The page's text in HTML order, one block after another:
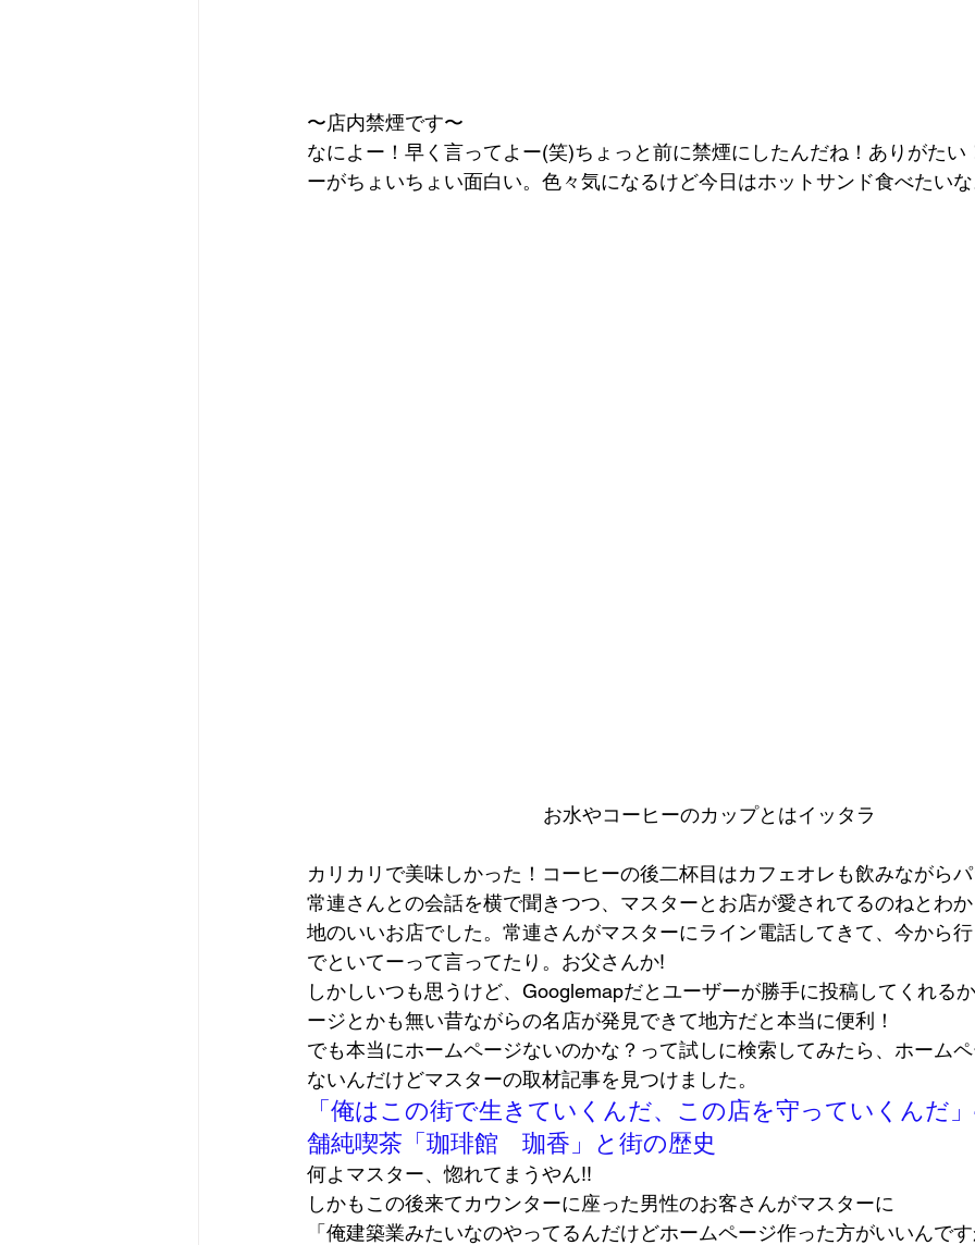
〜店内禁煙です〜
なによー！早く言ってよー(笑)ちょっと前に禁煙にしたんだね！ありがたい
ーがちょいちょい面白い。色々気になるけど今日はホットサンド食べたい
お水やコーヒーのカップとはイッタラ
カリカリで美味しかった！コーヒーの後二杯目はカフェオレも飲みながら
常連さんとの会話を横で聞きつつ、マスターとお店が愛されてるのねとわ
地のいいお店でした。常連さんがマスターにライン電話してきて、今から
でといてーって言ってたり。お父さんか!
しかしいつも思うけど、Googlemapだとユーザーが勝手に投稿してくれる
ージとかも無い昔ながらの名店が発見できて地方だと本当に便利！
でも本当にホームページないのかな？って試しに検索してみたら、ホーム
ないんだけどマスターの取材記事を見つけました。
「俺はこの街で生きていくんだ、この店を守っていくんだ
舗純喫茶「珈琲館　珈香」と街の歴史
何よマスター、惚れてまうやん!!
しかもこの後来てカウンターに座った男性のお客さんがマスターに
「俺建築業みたいなのやってるんだけどホームページ作った方がいいんで